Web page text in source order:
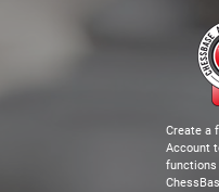
Create a
Account
functions